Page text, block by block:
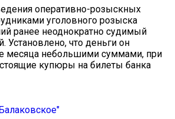
оперативно-розыскных
уголовного розыска
ранее неоднократно судимый
Установлено, что деньги он
месяца небольшими суммами, при
купюры на билеты банка